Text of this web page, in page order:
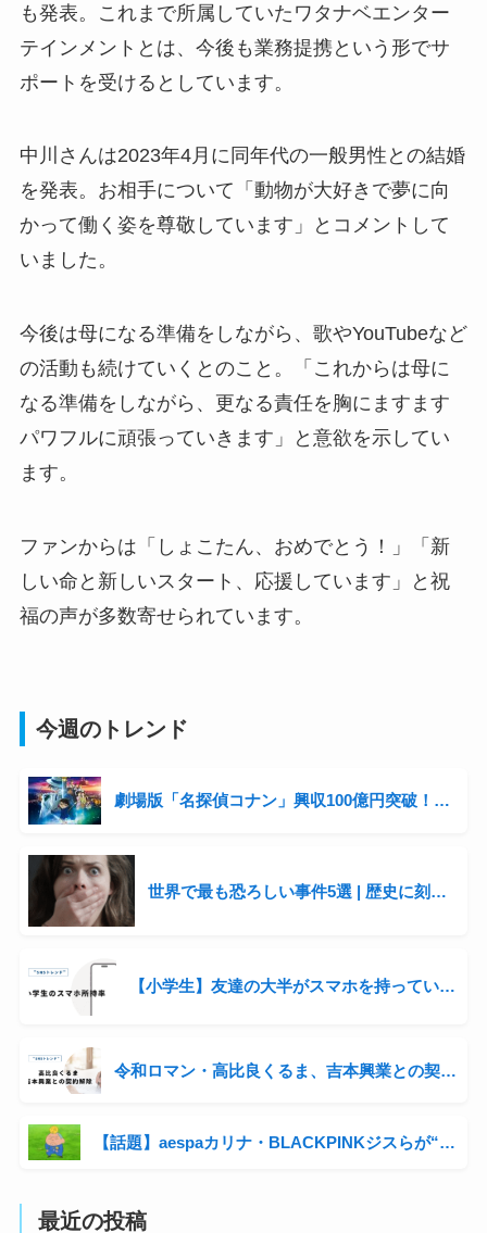
も発表。これまで所属していたワタナベエンター
テインメントとは、今後も業務提携という形でサ
ポートを受けるとしています。
中川さんは2023年4月に同年代の一般男性との結婚
を発表。お相手について「動物が大好きで夢に向
かって働く姿を尊敬しています」とコメントして
いました。
今後は母になる準備をしながら、歌やYouTubeなど
の活動も続けていくとのこと。「これからは母に
なる準備をしながら、更なる責任を胸にますます
パワフルに頑張っていきます」と意欲を示してい
ます。
ファンからは「しょこたん、おめでとう！」「新
しい命と新しいスタート、応援しています」と祝
福の声が多数寄せられています。
今週のトレンド
劇場版「名探偵コナン」興収100億円突破！シリーズ3年連続の快挙と青山剛昌の収入事情に迫る
世界で最も恐ろしい事件5選 | 歴史に刻まれた衝撃の出来事
【小学生】友達の大半がスマホを持っている。自分の子にも持たせるべき？
令和ロマン・高比良くるま、吉本興業との契約解除 信頼関係破綻で提案されるもコンビ継続へ
【話題】aespaカリナ・BLACKPINKジスらが“嫌いなキャラ”と名指し！「クレヨンしんちゃん」マサオくんに韓国アイドルが辛辣コメント
最近の投稿